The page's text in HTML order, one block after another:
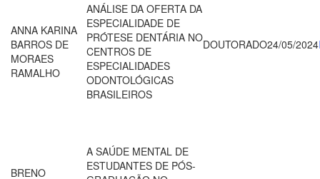
ANNA KARINA
BARROS DE
MORAES
RAMALHO
ANÁLISE DA OFERTA DA
ESPECIALIDADE DE
PRÓTESE DENTÁRIA NO
CENTROS DE
ESPECIALIDADES
ODONTOLÓGICAS
BRASILEIROS
DOUTORADO24/05/2024
BRENO
A SAÚDE MENTAL DE
ESTUDANTES DE PÓS-